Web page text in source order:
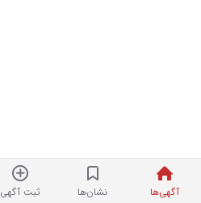
آگهی‌ها نشان‌ها ثبت آگهی